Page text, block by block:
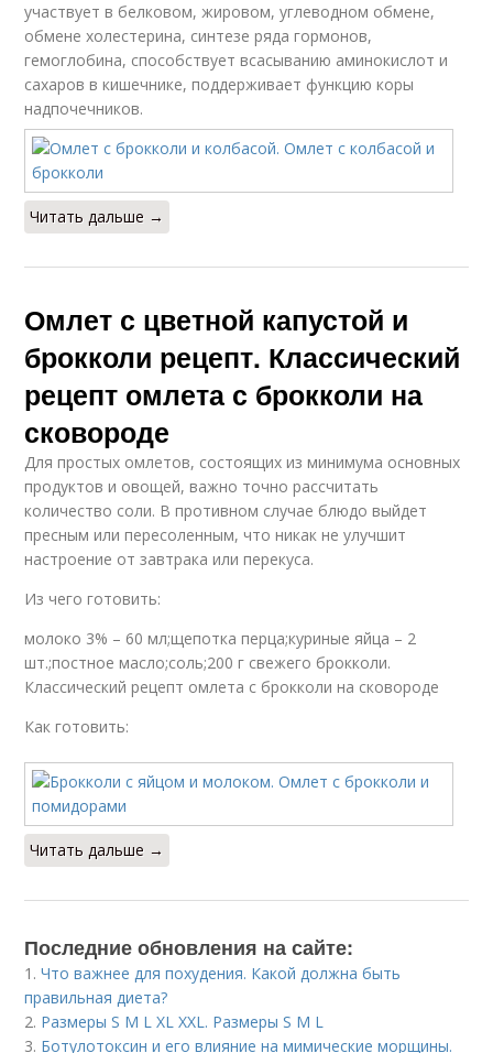
участвует в белковом, жировом, углеводном обмене,
обмене холестерина, синтезе ряда гормонов,
гемоглобина, способствует всасыванию аминокислот и
сахаров в кишечнике, поддерживает функцию коры
надпочечников.
Читать дальше →
Омлет с цветной капустой и
брокколи рецепт. Классический
рецепт омлета с брокколи на
сковороде
Для простых омлетов, состоящих из минимума основных
продуктов и овощей, важно точно рассчитать
количество соли. В противном случае блюдо выйдет
пресным или пересоленным, что никак не улучшит
настроение от завтрака или перекуса.
Из чего готовить:
молоко 3% – 60 мл;щепотка перца;куриные яйца – 2
шт.;постное масло;соль;200 г свежего брокколи.
Классический рецепт омлета с брокколи на сковороде
Как готовить:
Читать дальше →
Последние обновления на сайте:
1.Что важнее для похудения. Какой должна быть
правильная диета?
2. Размеры S M L XL XXL. Размеры S M L
3. Ботулотоксин и его влияние на мимические морщины.